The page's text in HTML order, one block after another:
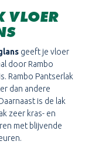
VLOER
geeft je vloer
door Rambo
Rambo Pantserlak
dan andere
is de lak
zeer kras- en
met blijvende